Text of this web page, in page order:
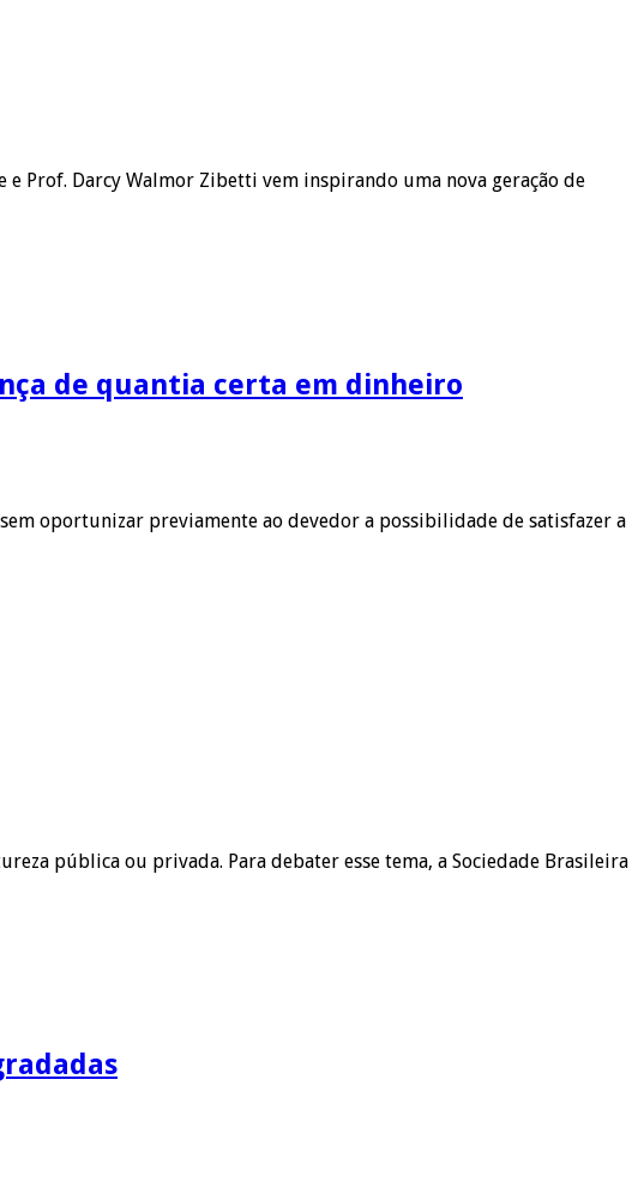
Prof. Darcy Walmor Zibetti vem inspirando uma nova geração de
de quantia certa em dinheiro
oportunizar previamente ao devedor a possibilidade de satisfazer a
pública ou privada. Para debater esse tema, a Sociedade Brasileira